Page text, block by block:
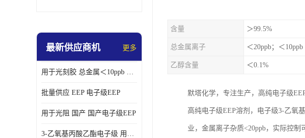
最新供应商机 更多
用于光刻胶 总金属＜10ppb 电子级EEP溶剂
批量供应 EEP 电子级EEP
用于光阻 国产 国产电子级EEP
3-乙氧基丙酸乙酯电子级 用于剥离液 国产
含量 ＞99.5%
总金属离子 ＜20ppb；＜10ppb
乙醇含量 ＜0.1%
默塔化学，专注生产，高纯电子级
高纯电子级EEP溶剂，电子级3-乙氧
业，金属离子杂质<20ppb，实际控制